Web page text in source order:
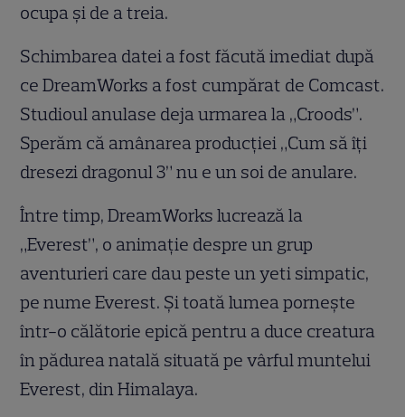
ocupa și de a treia.
Schimbarea datei a fost făcută imediat după
ce DreamWorks a fost cumpărat de Comcast.
Studioul anulase deja urmarea la „Croods”.
Sperăm că amânarea producției „Cum să îți
dresezi dragonul 3” nu e un soi de anulare.
Între timp, DreamWorks lucrează la
„Everest”, o animație despre un grup
aventurieri care dau peste un yeti simpatic,
pe nume Everest. Și toată lumea pornește
într-o călătorie epică pentru a duce creatura
în pădurea natală situată pe vârful muntelui
Everest, din Himalaya.